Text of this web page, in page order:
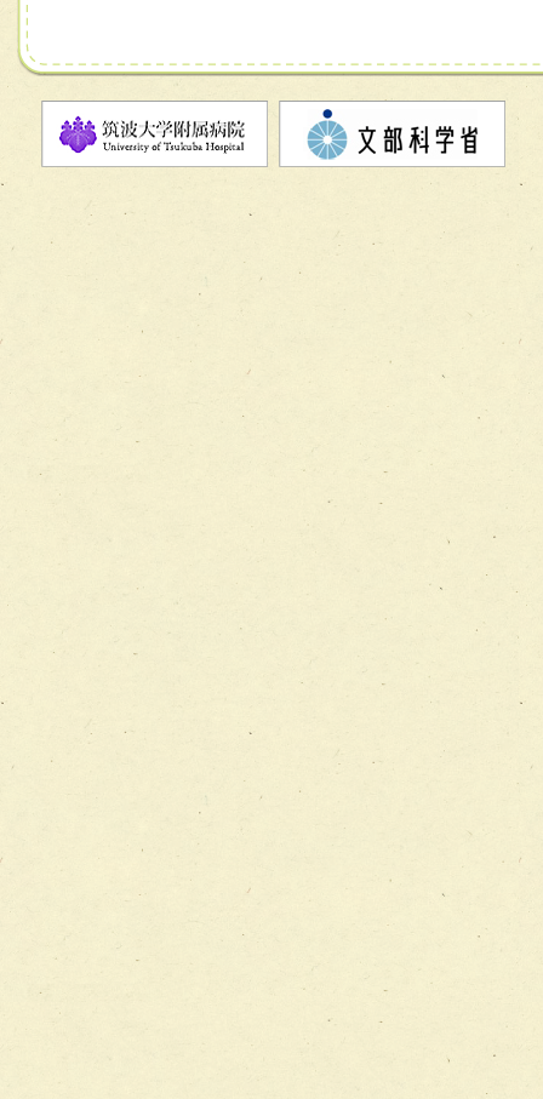
チーム08【地域関係機関と連携した小児リハビリテーショ
チーム09【術前から始める周術期リハビリテーションチー
チーム10【包括的リハビリテーションコンサルテーション